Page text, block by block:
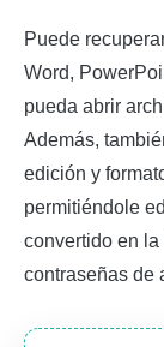
Puede
Word,
pueda abrir
Además,
edición y
permitiéndole
convertido en
contraseñas de